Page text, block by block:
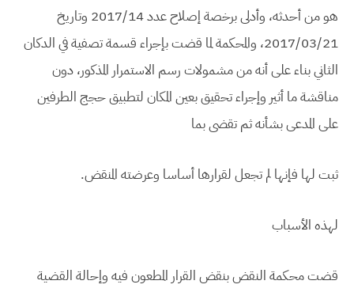
هو من أحدثه، وأدلى برخصة إصلاح عدد 2017/14 وتاريخ
2017/03/21، والمحكمة لما قضت بإجراء قسمة تصفية في الدكان
الثاني بناء على أنه من مشمولات رسم الاستمرار المذكور، دون
مناقشة ما أثير وإجراء تحقيق بعين المكان لتطبيق حجج الطرفين
على المدعى بشأنه ثم تقضى بما
ثبت لها فإنها لم تجعل لقرارها أساسا وعرضته المنقض.
لهذه الأسباب
قضت محكمة النقض بنقض القرار المطعون فيه وإحالة القضية